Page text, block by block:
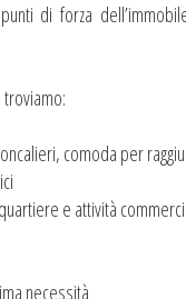
di forza
comoda per
e attività
necessità